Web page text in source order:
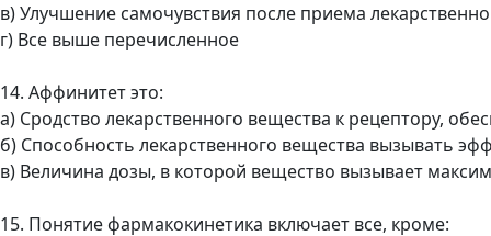
в) Улучшение самочувствия после приема
г) Все выше перечисленное
14. Аффинитет это:
а) Сродство лекарственного вещества к рецептору,
б) Способность лекарственного вещества вызывать
в) Величина дозы, в которой вещество вызывает
15. Понятие фармакокинетика включает все, кроме: